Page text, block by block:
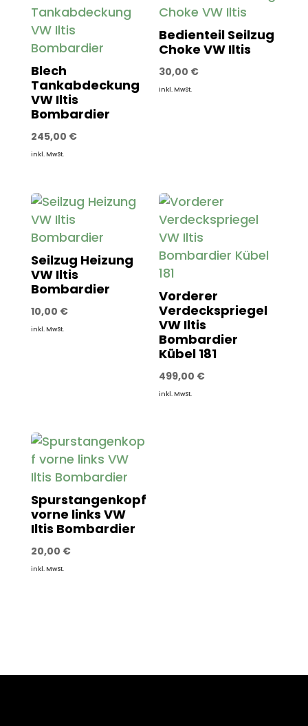
Blech
Tankabdeckung
VW Iltis
Bombardier
245,00 €
inkl. MwSt.
Bedienteil Seilzug
Choke VW Iltis
30,00 €
inkl. MwSt.
Seilzug Heizung
VW Iltis
Bombardier
10,00 €
inkl. MwSt.
Vorderer
Verdeckspriegel
VW Iltis
Bombardier
Kübel 181
499,00 €
inkl. MwSt.
Spurstangenkopf
vorne links VW
Iltis Bombardier
20,00 €
inkl. MwSt.